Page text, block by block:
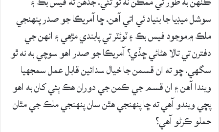
سوشل ميڊيا جا بنياد ئي اتي آهن. ڇا آمريڪا جو صدر پنهنجي
ملڪ ۾موجود فيس بڪ ۽ ٽوئٽر تي پابندي مڙهي ۽ انهن جي
دفترن تي تالا هڻائي ڇڏي؟ آمريڪا جو صدر اهو سوچي به نه ٿو
سگهي. ڇو ته ان قسمن جا خيال سدائين قابل عمل سمجهيا
ويندا آهن ۽ ان قسم جي ڪمن جي دوران هڪ ٻئي کان به اهو
پڇي ويندو آهي ته ڇا پنهنجي هٿن سان پنهنجي ملڪ جي مٿان
حملو ڪرڻو آهي؟